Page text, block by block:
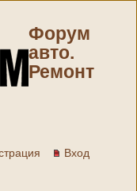
Форум
авто.
Ремонт
Вход